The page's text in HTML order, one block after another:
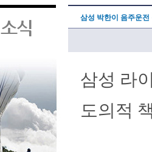
식 삼성 박한이 음주운
삼성 라
도의적